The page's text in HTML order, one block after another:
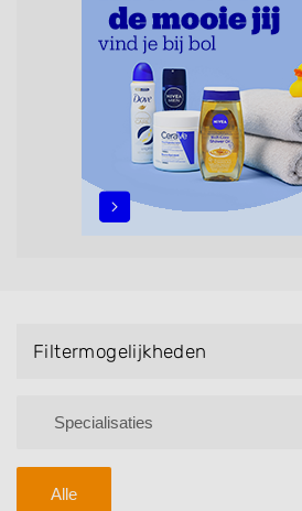
kunnen uw haren wassen,
maar ook helpen met
opsteken, weave, een
permanent, een bruidkapsel,
epileren,
een baard en pruiken. U kunt de
filteren met behulp van de
Filtermogelijkheden
Alle